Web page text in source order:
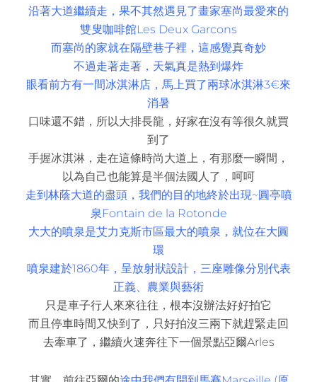
沿著大道繼續走，果不其然遇見了畫家塞尚最愛來的
雙叟咖啡館Les Deux Garcons
而塞尚的家就在隔壁巷子裡，這感覺真奇妙
不過走著走著，天氣真是熱到爆炸
眼看前方有一間冰淇淋店，馬上買了兩球冰淇淋3€來
消暑
口味還不錯，所以大排長龍，好家在沒有等很久就買
到了
手握冰淇淋，走在這條時尚大道上，有那麼一瞬間，
以為自己也能算是半個法國人了，呵呵
走到林蔭大道的盡頭，我們的目的地終於出現~圓亭噴
泉Fontain de la Rotonde
大大的噴泉是艾力克斯市區最大的噴泉，就位在大圓
環
噴泉建於1860年，呈放射狀設計，三座雕像分別代表
正義、農業與藝術
只是車子行人來來往往，根本沒辦法好好拍它
而且停車時間又快到了，只好拍沒三兩下就趕緊走回
去牽車了，繼續火速奔往下一個景點亞爾Arles